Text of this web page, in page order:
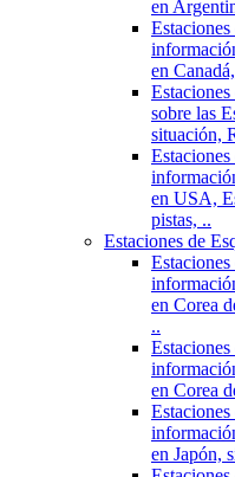
en
en
sobre las
situación,
en USA,
pistas, ..
Estaciones de
en Corea
..
en Corea
en Japón,